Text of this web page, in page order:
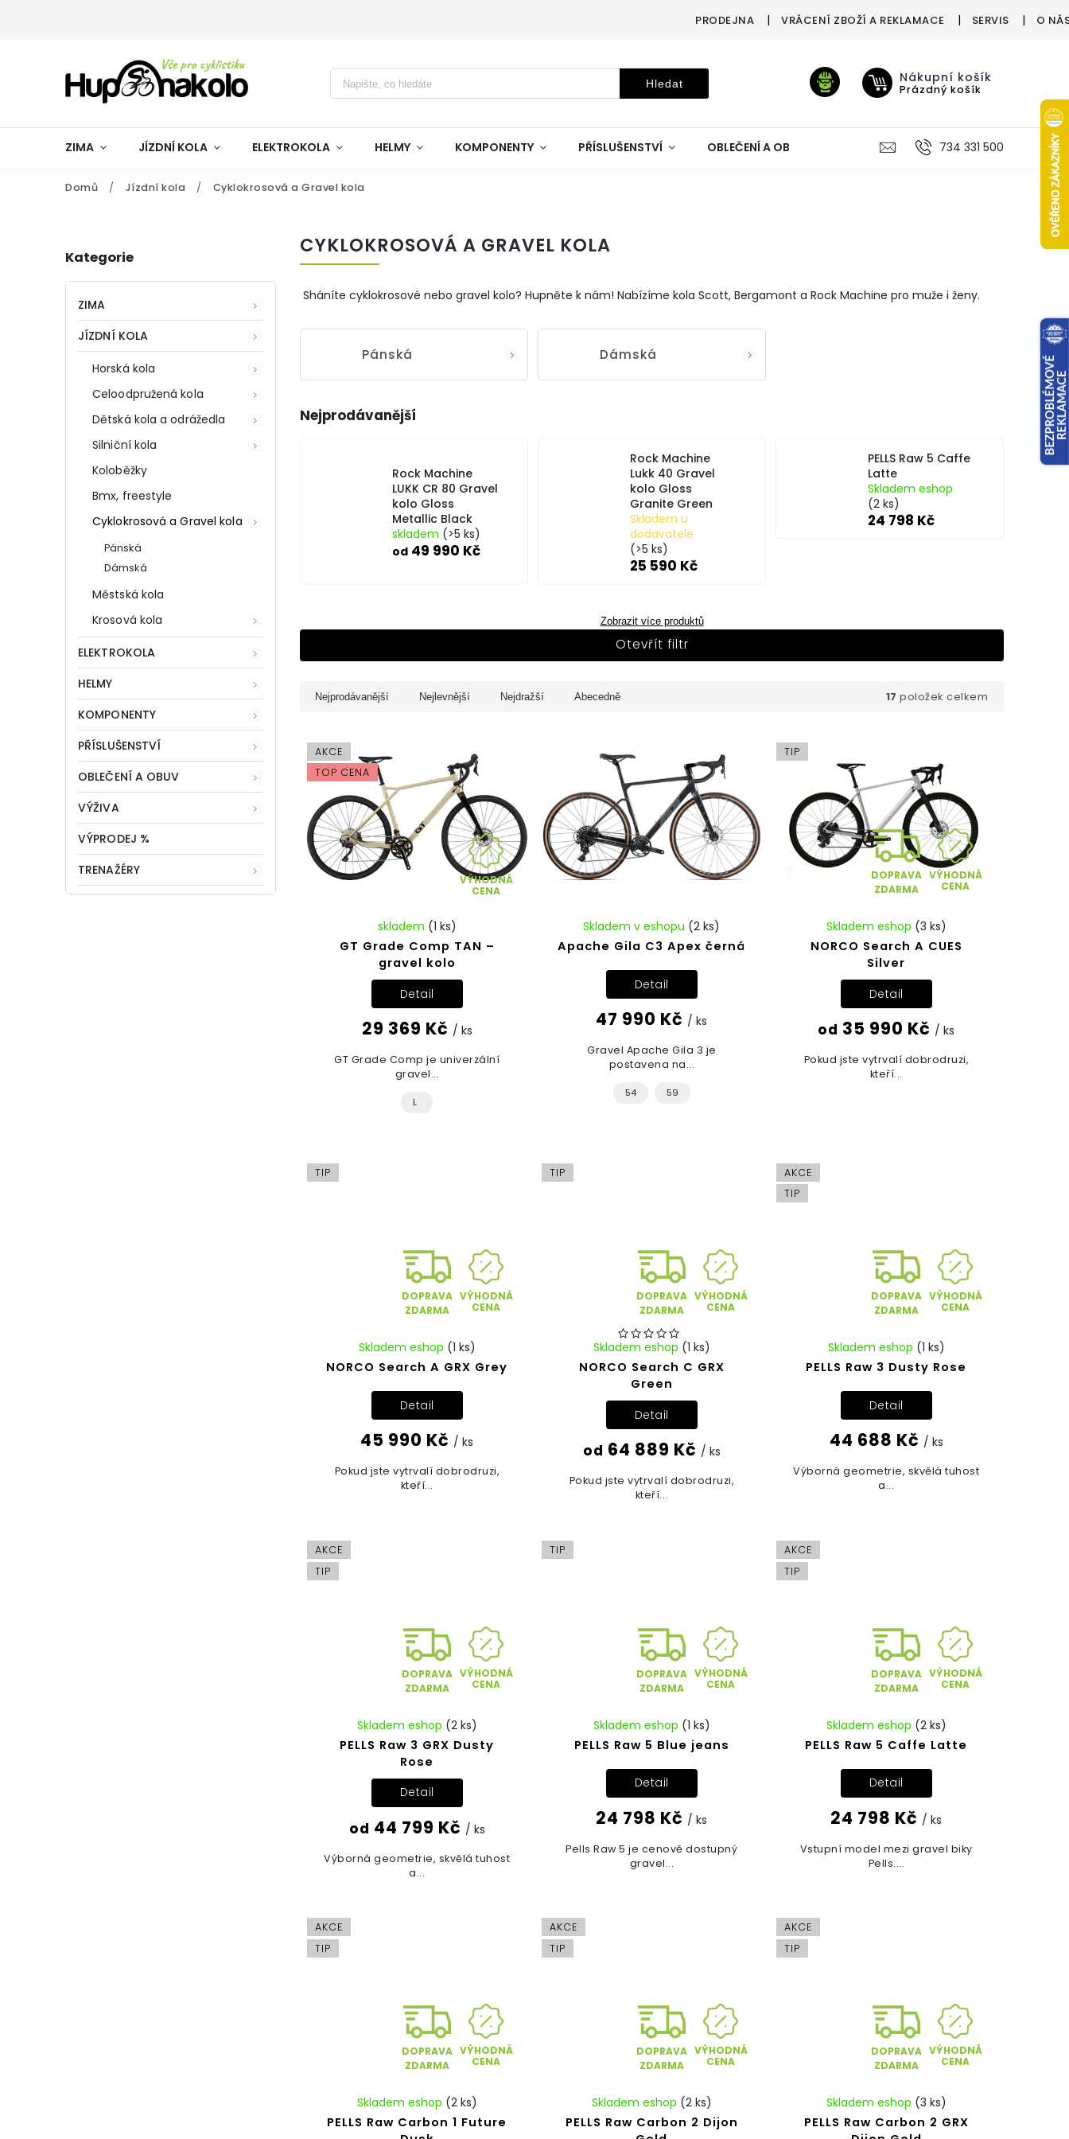
PRODEJNA VRÁCENÍ ZBOŽÍ A REKLAMACE SERVIS O
Hledat Nákupní košík
Prázdný košík
ZIMA JÍZDNÍ KOLA ELEKTROKOLA HELMY KOMPONENTY PŘÍSLUŠENSTVÍ OBLEČENÍ A OBUV VÝŽIVA VÝPRODEJ %
734 331 500
Domů / Jízdní kola / Cyklokrosová a Gravel kola
Kategorie
ZIMA
JÍZDNÍ KOLA
Horská kola
Celoodpružená kola
Dětská kola a odrážedla
Silniční kola
Koloběžky
Bmx, freestyle
Cyklokrosová a Gravel kola
Pánská
Dámská
Městská kola
Krosová kola
ELEKTROKOLA
HELMY
KOMPONENTY
PŘÍSLUŠENSTVÍ
OBLEČENÍ A OBUV
VÝŽIVA
VÝPRODEJ %
TRENAŽÉRY
CYKLOKROSOVÁ A GRAVEL KOLA
Sháníte cyklokrosové nebo gravel kolo? Hupněte k nám! Nabízíme kola Scott, Bergamont a Rock Machine pro muže i ženy.
Pánská Dámská
Nejprodávanější
Rock Machine
LUKK CR 80 Gravel
kolo Gloss
Metallic Black
skladem (>5 ks)
od 49 990 Kč
Rock Machine
Lukk 40 Gravel
kolo Gloss
Granite Green
Skladem u
dodavatele
(>5 ks)
25 590 Kč
PELLS Raw 5 Caffe
Latte
Skladem eshop
(2 ks)
24 798 Kč
Zobrazit více produktů
Otevřít filtr
Nejprodávanější Nejlevnější Nejdražší Abecedně 17 položek celkem
AKCE
TOP CENA
VÝHODNÁ
CENA
GT Grade Comp TAN –
gravel kolo
skladem (1 ks)
29 369 Kč / ks
Detail
GT Grade Comp je univerzální
gravel...
L
Apache Gila C3 Apex černá
Skladem v eshopu (2 ks)
47 990 Kč / ks
Detail
Gravel Apache Gila 3 je
postavena na...
54 59
TIP
DOPRAVA
ZDARMA
VÝHODNÁ
CENA
NORCO Search A CUES
Silver
Skladem eshop (3 ks)
od 35 990 Kč / ks
Detail
Pokud jste vytrvalí dobrodruzi,
kteří...
TIP
DOPRAVA
ZDARMA
VÝHODNÁ
CENA
NORCO Search A GRX Grey
Skladem eshop (1 ks)
45 990 Kč / ks
Detail
Pokud jste vytrvalí dobrodruzi,
kteří...
TIP
DOPRAVA
ZDARMA
VÝHODNÁ
CENA
NORCO Search C GRX
Green
Skladem eshop (1 ks)
od 64 889 Kč / ks
Detail
Pokud jste vytrvalí dobrodruzi,
kteří...
AKCE
TIP
DOPRAVA
ZDARMA
VÝHODNÁ
CENA
PELLS Raw 3 Dusty Rose
Skladem eshop (1 ks)
44 688 Kč / ks
Detail
Výborná geometrie, skvělá tuhost
a...
AKCE
TIP
DOPRAVA
ZDARMA
VÝHODNÁ
CENA
PELLS Raw 3 GRX Dusty
Rose
Skladem eshop (2 ks)
od 44 799 Kč / ks
Detail
Výborná geometrie, skvělá tuhost
a...
TIP
DOPRAVA
ZDARMA
VÝHODNÁ
CENA
PELLS Raw 5 Blue jeans
Skladem eshop (1 ks)
24 798 Kč / ks
Detail
Pells Raw 5 je cenově dostupný
gravel...
AKCE
TIP
DOPRAVA
ZDARMA
VÝHODNÁ
CENA
PELLS Raw 5 Caffe Latte
Skladem eshop (2 ks)
24 798 Kč / ks
Detail
Vstupní model mezi gravel biky
Pells....
AKCE
TIP
DOPRAVA
ZDARMA
VÝHODNÁ
CENA
PELLS Raw Carbon 1 Future
Skladem eshop (2 ks)
AKCE
TIP
DOPRAVA
ZDARMA
VÝHODNÁ
CENA
PELLS Raw Carbon 2 Dijon
Skladem eshop (2 ks)
AKCE
TIP
DOPRAVA
ZDARMA
VÝHODNÁ
CENA
PELLS Raw Carbon 2 GRX
Skladem eshop (3 ks)